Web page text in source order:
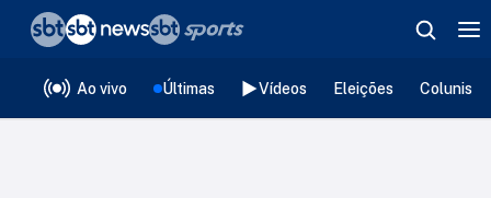
Ao vivo Últimas Vídeos Eleições
❮voltar
Editorias